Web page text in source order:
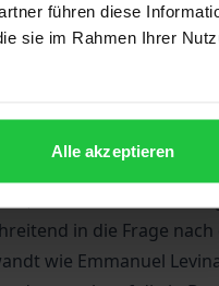
führen diese
sie im Rahmen Ihrer
Alle akzeptieren
Product
ersten Mal in
Denken so
aber sollen wir mit
selbst aber von
in die Frage nach
wie Emmanuel